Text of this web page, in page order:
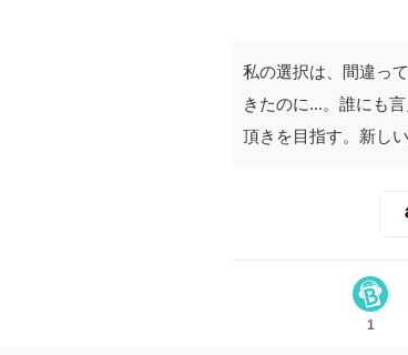
私の選択は、間違っ
きたのに...。誰にも
頂きを目指す。新し
1